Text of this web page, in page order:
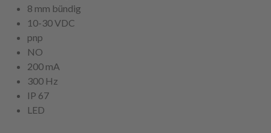
8 mm bündig
10-30 VDC
pnp
NO
200 mA
300 Hz
IP 67
LED